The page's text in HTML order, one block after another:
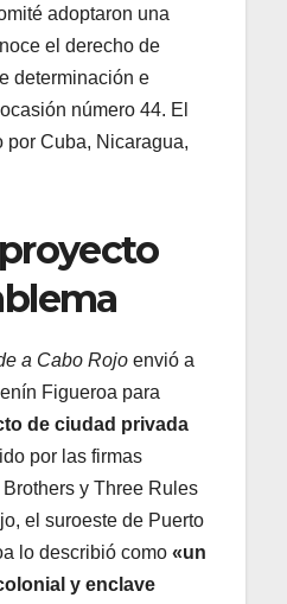
adoptaron una
el derecho de
determinación e
número 44. El
por Cuba, Nicaragua,
a Cabo Rojo envió a
Figueroa para
de ciudad privada
por las firmas
y Three Rules
el suroeste de Puerto
lo describió como «un
y enclave